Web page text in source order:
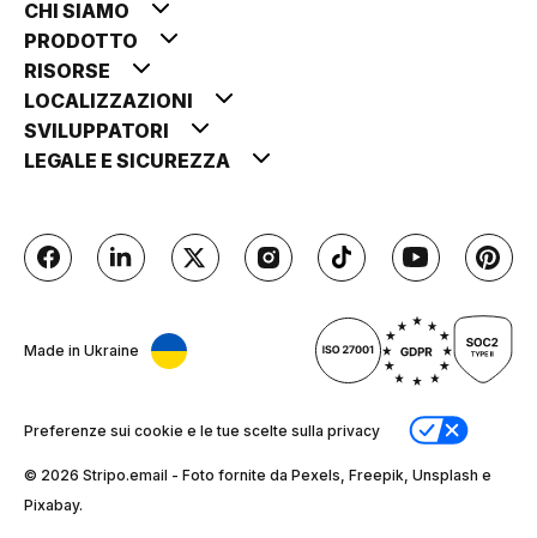
CHI SIAMO
PRODOTTO
RISORSE
LOCALIZZAZIONI
SVILUPPATORI
LEGALE E SICUREZZA
Made in Ukraine
Preferenze sui cookie e le tue scelte sulla privacy
© 2026 Stripо.email - Foto fornite da Pexels, Freepik, Unsplash e
Pixabay.